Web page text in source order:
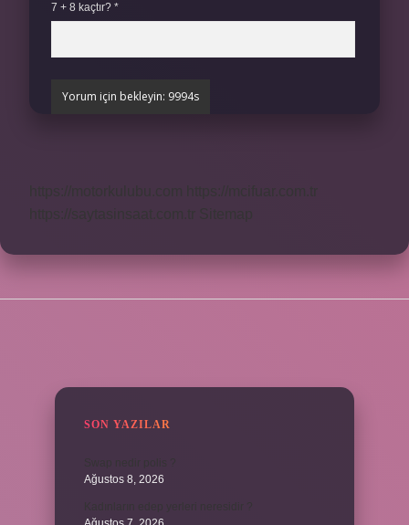
7 + 8 kaçtır? *
SON YAZILAR
Ağustos 8, 2026